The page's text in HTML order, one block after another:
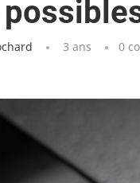
3 ans 0